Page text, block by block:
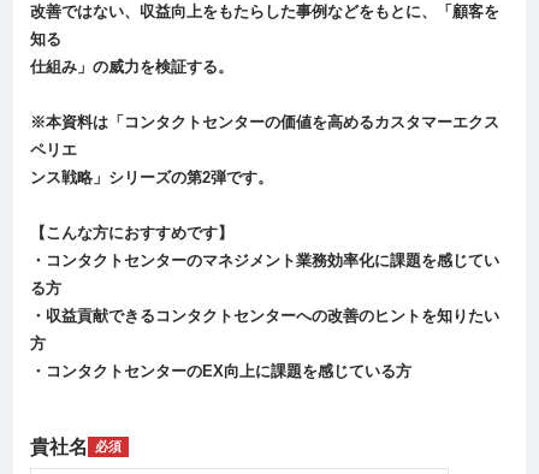
改善ではない、収益向上をもたらした事例などをもとに、「顧客を
知る
仕組み」の威力を検証する。
※本資料は「コンタクトセンターの価値を高めるカスタマーエクス
ペリエ
ンス戦略」シリーズの第2弾です。
【こんな方におすすめです】
・コンタクトセンターのマネジメント業務効率化に課題を感じてい
る方
・収益貢献できるコンタクトセンターへの改善のヒントを知りたい
方
・コンタクトセンターのEX向上に課題を感じている方
貴社名 必須